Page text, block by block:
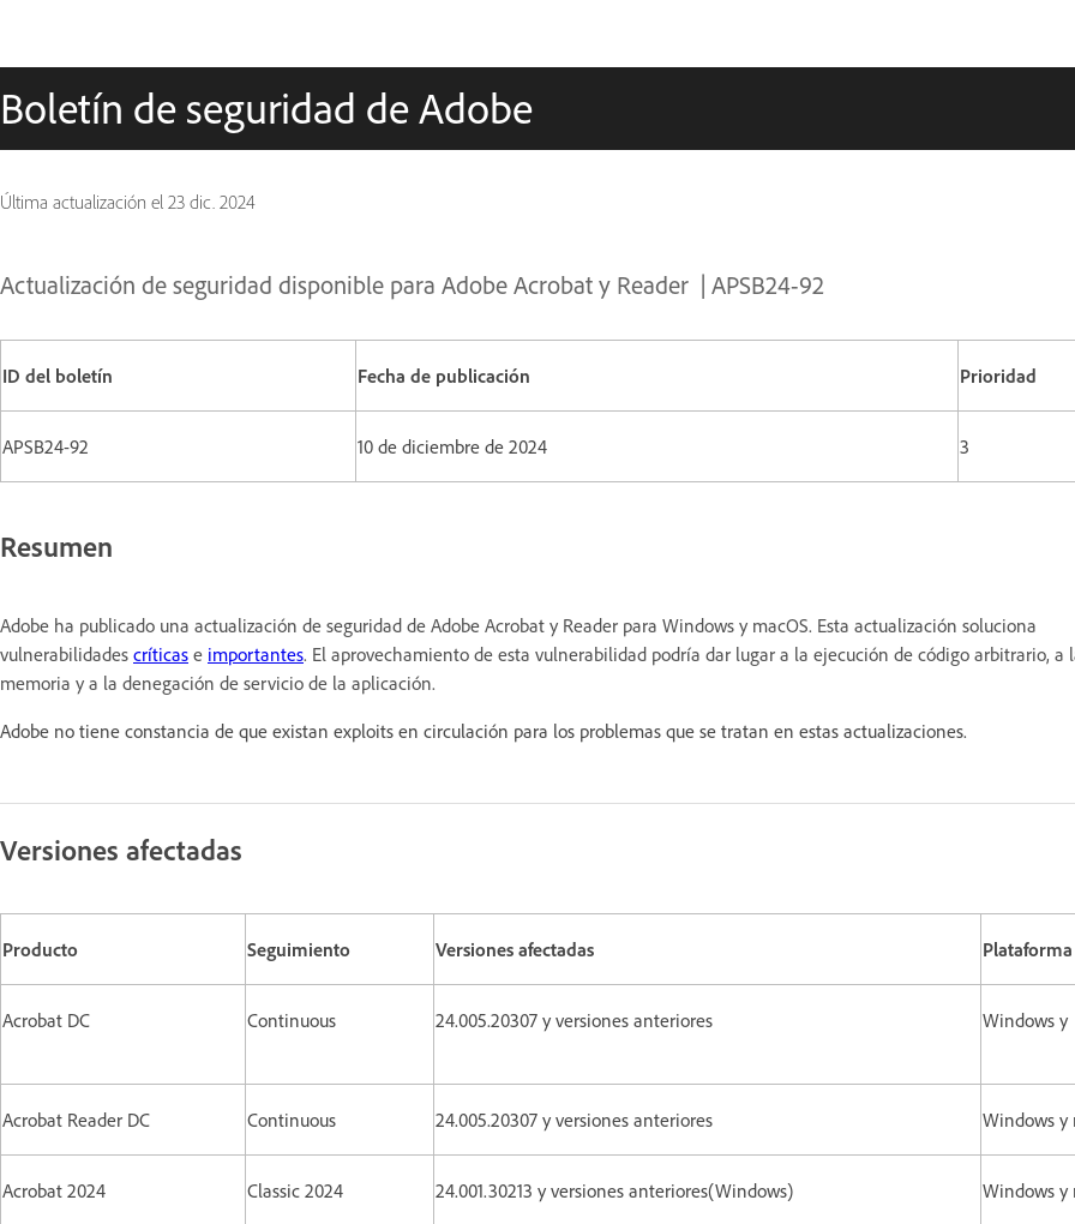
Boletín de seguridad de Adobe
Última actualización el 23 dic. 2024
Actualización de seguridad disponible para Adobe Acrobat y Reader | APSB24-92
ID del boletín Fecha de publicación Prioridad
APSB24-92 10 de diciembre de 2024 3
Resumen
Adobe ha publicado una actualización de seguridad de Adobe Acrobat y Reader para Windows y macOS. Esta actualización soluciona
vulnerabilidades críticas e importantes. El aprovechamiento de esta vulnerabilidad podría dar lugar a la ejecución de código arbitrario, a
memoria y a la denegación de servicio de la aplicación.
Adobe no tiene constancia de que existan exploits en circulación para los problemas que se tratan en estas actualizaciones.
Versiones afectadas
Producto Seguimiento Versiones afectadas Plataforma
Acrobat DC Continuous 24.005.20307 y versiones anteriores Windows y
Acrobat Reader DC Continuous 24.005.20307 y versiones anteriores Windows y
Acrobat 2024 Classic 2024
24.001.30213 y versiones anteriores(Windows)
Windows y